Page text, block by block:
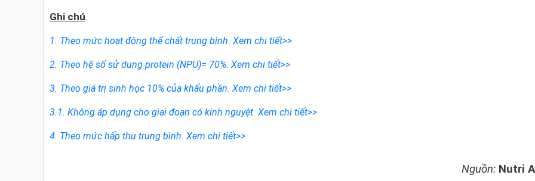
Ghi chú.
1. Theo mức hoạt động thể chất trung bình. Xem chi tiết>>
2. Theo hệ số sử dung protein (NPU)= 70%. Xem chi tiết>>
3. Theo giá trị sinh học 10% của khẩu phần. Xem chi tiết>>
3.1. Không áp dụng cho giai đoạn có kinh nguyệt. Xem chi tiết>>
4. Theo mức hấp thu trung bình. Xem chi tiết>>
Nguồn: Nutri